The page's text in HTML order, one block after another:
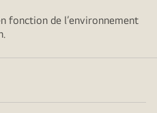
fonction de l’environnement